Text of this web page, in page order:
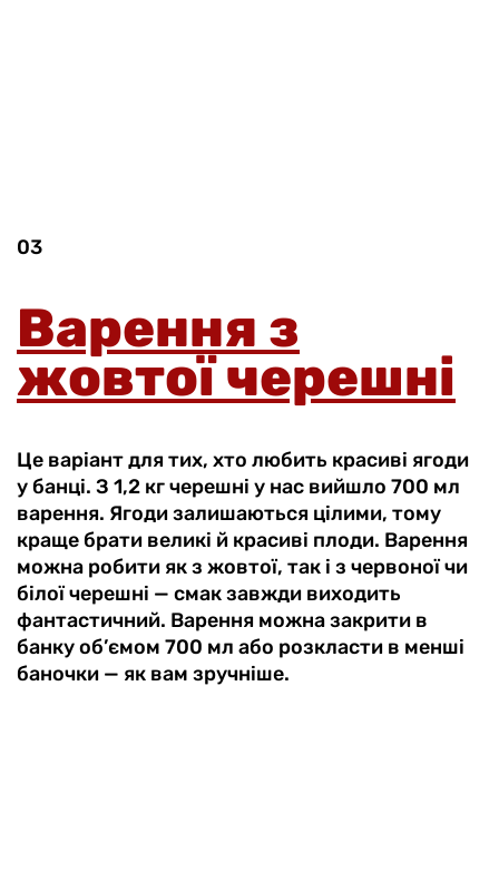
03
Варення з
жовтої черешні
Це варіант для тих, хто любить красиві ягоди
у банці. З 1,2 кг черешні у нас вийшло 700 мл
варення. Ягоди залишаються цілими, тому
краще брати великі й красиві плоди. Варення
можна робити як з жовтої, так і з червоної чи
білої черешні — смак завжди виходить
фантастичний. Варення можна закрити в
банку об’ємом 700 мл або розкласти в менші
баночки — як вам зручніше.